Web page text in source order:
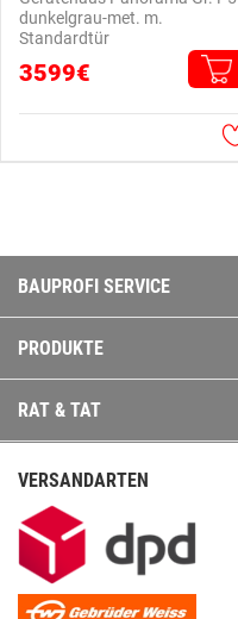
dunkelgrau-met. m.
Standardtür
3599€
BAUPROFI SERVICE
PRODUKTE
RAT & TAT
VERSANDARTEN